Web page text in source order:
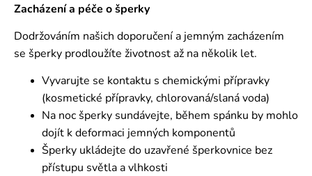
Zacházení a péče o šperky
Dodržováním našich doporučení a jemným zacházením
se šperky prodloužíte životnost až na několik let.
Vyvarujte se kontaktu s chemickými přípravky
(kosmetické přípravky, chlorovaná/slaná voda)
Na noc šperky sundávejte, během spánku by mohlo
dojít k deformaci jemných komponentů
Šperky ukládejte do uzavřené šperkovnice bez
přístupu světla a vlhkosti